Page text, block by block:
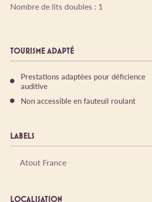
Nombre de lits doubles : 1
TOURISME ADAPTÉ
Prestations adaptées pour déficience
auditive
Non accessible en fauteuil roulant
LABELS
Atout France
LOCALISATION